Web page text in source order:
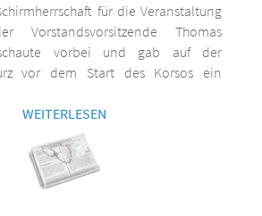
für die Veranstaltung
Thomas
vorbei und gab auf der
vor dem Start des Korsos ein
WEITERLESEN